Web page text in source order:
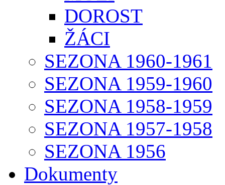
DOROST
ŽÁCI
SEZONA 1960-1961
SEZONA 1959-1960
SEZONA 1958-1959
SEZONA 1957-1958
SEZONA 1956
Dokumenty